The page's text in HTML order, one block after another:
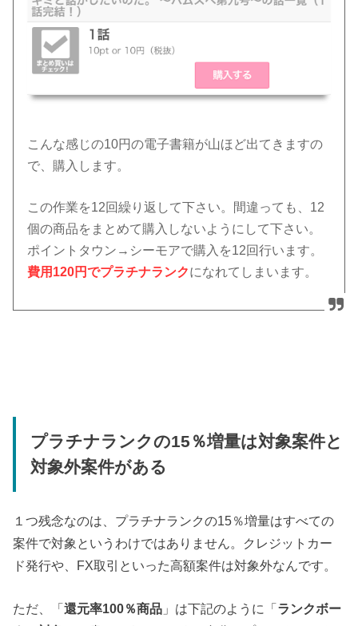
こんな感じの10円の電子書籍が山ほど出てきますの
で、購入します。
この作業を12回繰り返して下さい。間違っても、12
個の商品をまとめて購入しないようにして下さい。
ポイントタウン→シーモアで購入を12回行います。
費用120円でプラチナランクになれてしまいます。
プラチナランクの15％増量は対象案件と
対象外案件がある
１つ残念なのは、プラチナランクの15％増量はすべての
案件で対象というわけではありません。クレジットカー
ド発行や、FX取引といった高額案件は対象外なんです。
ただ、「還元率100％商品 」は下記のように「ランクボー